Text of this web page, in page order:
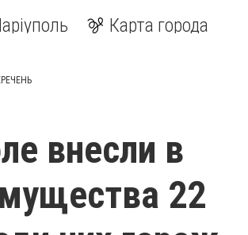
Карта города
внесли в
22